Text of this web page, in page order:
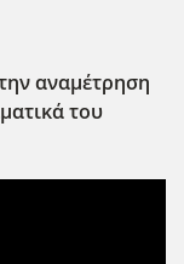
αναμέτρηση
του